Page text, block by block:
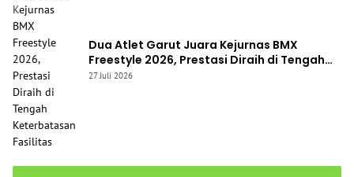
Dua Atlet Garut Juara Kejurnas BMX
Freestyle 2026, Prestasi Diraih di Tengah
Keterbatasan Fasilitas
27 Juli 2026